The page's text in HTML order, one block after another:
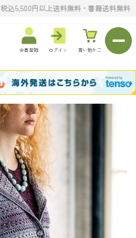
税込5,500円以上送料無料・書籍送料無料
会員登録 ログイン 買い物かご